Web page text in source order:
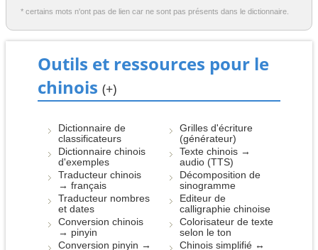
* certains mots n'ont pas de lien car ne sont pas présents dans le dictionnaire.
Outils et ressources pour le
chinois (+)
Dictionnaire de
classificateurs
Dictionnaire chinois
d'exemples
Traducteur chinois
→ français
Traducteur nombres
et dates
Conversion chinois
→ pinyin
Conversion pinyin →
Grilles d'écriture
(générateur)
Texte chinois →
audio (TTS)
Décomposition de
sinogramme
Editeur de
calligraphie chinoise
Colorisateur de texte
selon le ton
Chinois simplifié ↔